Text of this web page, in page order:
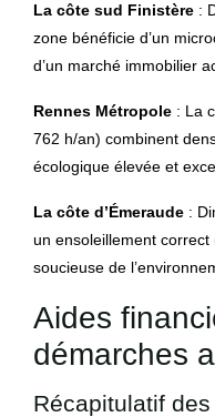
La côte sud Finistère :
zone bénéficie d’un
d’un marché immobilier
Rennes Métropole : La
762 h/an) combinent
écologique élevée et
La côte d’Émeraude :
un ensoleillement
soucieuse de
Aides
démarches
Récapitulatif